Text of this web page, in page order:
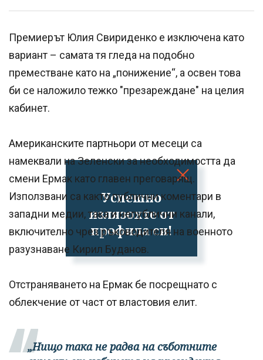
Успешно
излязохте от
профила си!
Премиерът Юлия Свириденко е изключена като
вариант – самата тя гледа на подобно
преместване като на „понижение“, а освен това
би се наложило тежко "презареждане" на целия
кабинет.
Американските партньори от месеци са
намеквали на Зеленски за необходимостта да
смени Ермак като главен преговарящ.
Използвани са както публични коментари в
западни медии, така и непублични канали,
включително чрез ръководителя на военното
разузнаване Кирил Буданов.
Отстраняването на Ермак бе посрещнато с
облекчение от част от властовия елит.
„Нищо така не радва на съботните